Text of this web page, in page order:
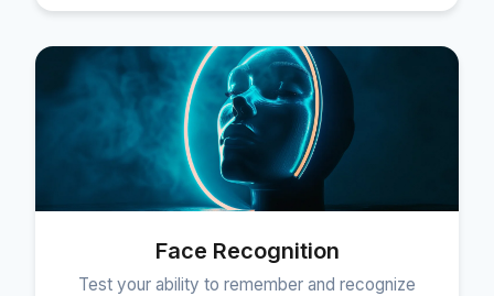
Face Recognition
Test your ability to remember and recognize